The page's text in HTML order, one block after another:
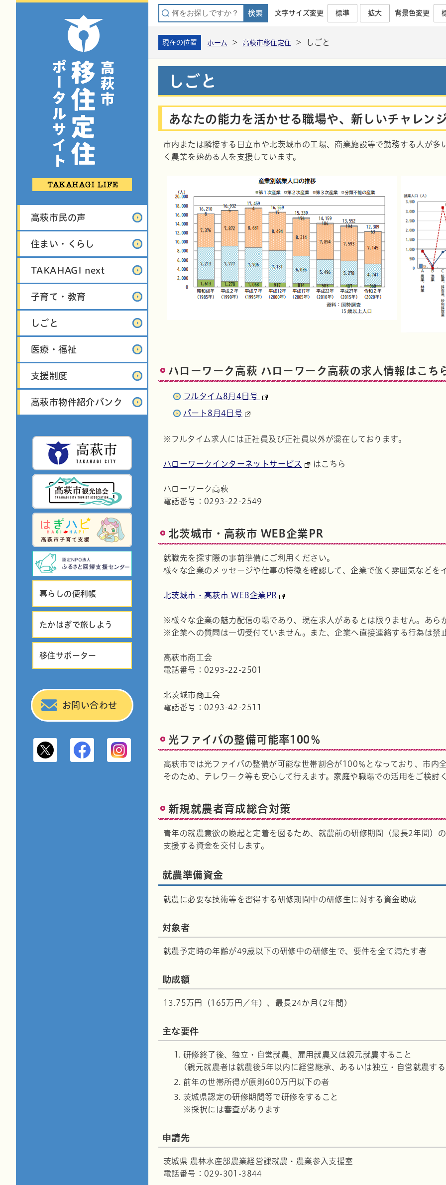
高萩市移住定住公式ポータルサイト
高萩市民の声
住まい・くらし
TAKAHAGI next
子育て・教育
しごと
医療・福祉
支援制度
高萩市物件紹介バンク
暮らしの便利帳
たかはぎで旅しよう
移住サポーター
お問い合わせ
高萩市公式X高萩市観光情報Facebook
高萩市観光情報Instagram
文字サイズ変更 標準 拡大 背景色変更
現在の位置 ホーム > 高萩市移住定住 > しごと
しごと
あなたの能力を活かせる職場や、新しいチャレン
市内または隣接する日立市や北茨城市の工場、商業施設等で勤務する人が
く農業を始める人を支援しています。
ハローワーク高萩 ハローワーク高萩の求人情報はこち
フルタイム8月4日号
パート8月4日号
※フルタイム求人には正社員及び正社員以外が混在しております。
ハローワークインターネットサービス はこちら
ハローワーク高萩
電話番号：0293-22-2549
北茨城市・高萩市 WEB企業PR
就職先を探す際の事前準備にご利用ください。
様々な企業のメッセージや仕事の特徴を確認して、企業で働く雰囲気などを
北茨城市・高萩市 WEB企業PR
※様々な企業の魅力配信の場であり、現在求人があるとは限りません。あら
※企業への質問は一切受付ていません。また、企業へ直接連絡する行為は禁
高萩市商工会
電話番号：0293-22-2501
北茨城市商工会
電話番号：0293-42-2511
光ファイバの整備可能率100％
高萩市では光ファイバの整備が可能な世帯割合が100％となっており、市内
そのため、テレワーク等も安心して行えます。家庭や職場での活用をご検討
新規就農者育成総合対策
青年の就農意欲の喚起と定着を図るため、就農前の研修期間（最長2年間）
支援する資金を交付します。
就農準備資金
就農に必要な技術等を習得する研修期間中の研修生に対する資金助成
対象者
就農予定時の年齢が49歳以下の研修中の研修生で、要件を全て満たす者
助成額
13.75万円（165万円／年）、最長24か月(2年間)
主な要件
研修終了後、独立・自営就農、雇用就農又は親元就農すること
(親元就農者は就農後5年以内に経営継承、あるいは独立・自営就農す
前年の世帯所得が原則600万円以下の者
茨城県認定の研修期間等で研修をすること
※採択には審査があります
申請先
茨城県 農林水産部農業経営課就農・農業参入支援室
電話番号：029-301-3844